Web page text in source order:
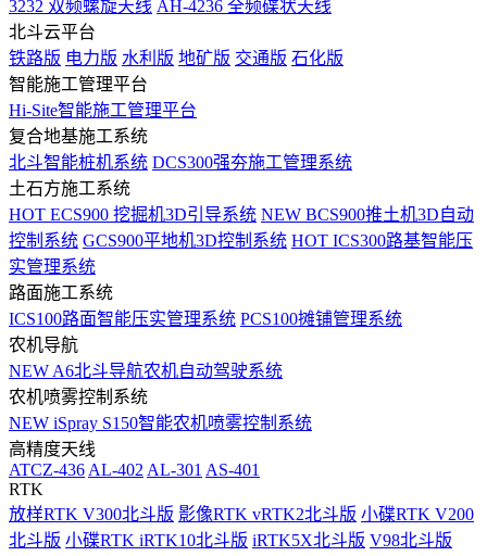
3232 双频螺旋天线 AH-4236 全频碟状天线
北斗云平台
铁路版 电力版 水利版 地矿版 交通版 石化版
智能施工管理平台
Hi-Site智能施工管理平台
复合地基施工系统
北斗智能桩机系统 DCS300强夯施工管理系统
土石方施工系统
HOT ECS900 挖掘机3D引导系统 NEW BCS900推土机3D自动
控制系统 GCS900平地机3D控制系统 HOT ICS300路基智能压
实管理系统
路面施工系统
ICS100路面智能压实管理系统 PCS100摊铺管理系统
农机导航
NEW A6北斗导航农机自动驾驶系统
农机喷雾控制系统
NEW iSpray S150智能农机喷雾控制系统
高精度天线
ATCZ-436 AL-402 AL-301 AS-401
RTK
放样RTK V300北斗版 影像RTK vRTK2北斗版 小碟RTK V200
北斗版 小碟RTK iRTK10北斗版 iRTK5X北斗版 V98北斗版